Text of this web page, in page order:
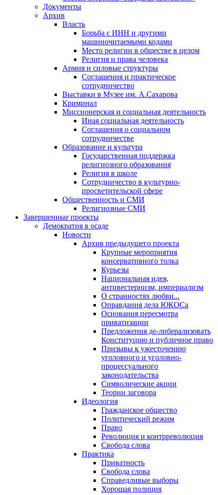
Документы
Архив
Власть
Борьба с ИНН и другими
машиночитаемыми кодами
Место религии в обществе в целом
Религия и права человека
Армия и силовые структуры
Соглашения и практическое
сотрудничество
Выставки в Музее им. А.Сахарова
Криминал
Миссионерская и социальная деятельность
Иная социальная деятельность
Соглашения о социальном
сотрудничестве
Образование и культура
Государственная поддержка
религиозного образования
Религия в школе
Сотрудничество в культурно-
просветительской сфере
Общественность и СМИ
Религиозные СМИ
Завершенные проекты
Демократия в осаде
Новости
Архив предыдущего проекта
Крупные мероприятия
консервативного толка
Курьезы
Национальная идея,
антивестернизм, империализм
О странностях любви...
Оправдания дела ЮКОСа
Основания пересмотра
приватизации
Предложения де-либерализовать
Конституцию и публичное право
Призывы к ужесточению
уголовного и уголовно-
процессуального
законодательства
Символические акции
Теории заговора
Идеология
Гражданское общество
Политический режим
Право
Революция и контрреволюция
Свобода слова
Практика
Приватность
Свобода слова
Справедливые выборы
Хорошая полиция